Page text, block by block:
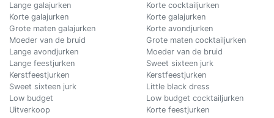
Lange galajurken
Korte galajurken
Grote maten galajurken
Moeder van de bruid
Lange avondjurken
Lange feestjurken
Kerstfeestjurken
Sweet sixteen jurk
Low budget
Uitverkoop
Korte cocktailjurken
Korte galajurken
Korte avondjurken
Grote maten cocktailjurken
Moeder van de bruid
Sweet sixteen jurk
Kerstfeestjurken
Little black dress
Low budget cocktailjurken
Korte feestjurken